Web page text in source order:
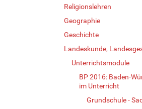
Religionslehren
Geographie
Geschichte
Landeskunde,
Unterrichtsmodule
BP 2016: Baden-
im Unterricht
Grundschule -